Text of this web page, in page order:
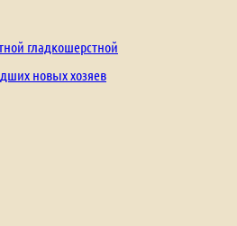
гладкошерстной
новых хозяев